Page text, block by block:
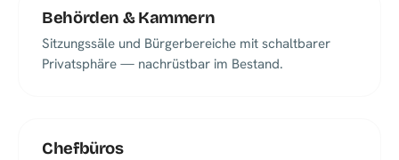
Behörden & Kammern
Sitzungssäle und Bürgerbereiche mit schaltbarer
Privatsphäre — nachrüstbar im Bestand.
Chefbüros